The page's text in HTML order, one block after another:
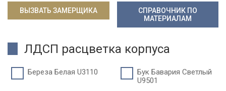
ВЫЗВАТЬ ЗАМЕРЩИКА
СПРАВОЧНИК ПО
МАТЕРИАЛАМ
ЛДСП расцветка корпуса
Береза Белая U3110
Бук Бавария Светлый
U9501